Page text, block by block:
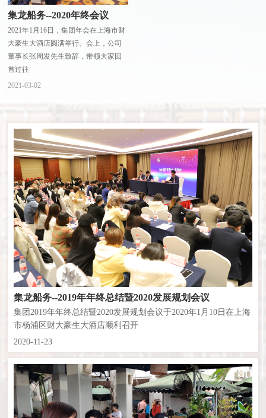
集龙船务--2020年终会议
2021年1月16日，集团年会在上海市财
大豪生大酒店圆满举行。会上，公司
董事长张周发先生致辞，带领大家回
首过往
2021-03-02
集龙船务--2019年年终总结暨2020发展规划会议
集团2019年年终总结暨2020发展规划会议于2020年1月10日在上海
市杨浦区财大豪生大酒店顺利召开
2020-11-23